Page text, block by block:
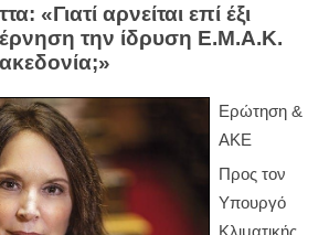
«Γιατί αρνείται επί έξι
την ίδρυση Ε.Μ.Α.Κ.
Ερώτηση &
ΑΚΕ
Προς τον
Υπουργό
Κλιματικής